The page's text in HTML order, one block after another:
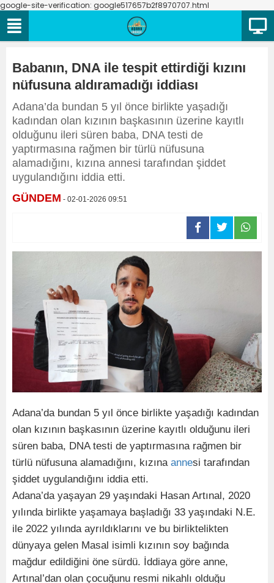
google-site-verification: google517657b2f8970707.html
Babanın, DNA ile tespit ettirdiği kızını
nüfusuna aldıramadığı iddiası
Adana’da bundan 5 yıl önce birlikte yaşadığı
kadından olan kızının başkasının üzerine kayıtlı
olduğunu ileri süren baba, DNA testi de
yaptırmasına rağmen bir türlü nüfusuna
alamadığını, kızına annesi tarafından şiddet
uygulandığını iddia etti.
GÜNDEM - 02-01-2026 09:51
Adana’da bundan 5 yıl önce birlikte yaşadığı kadından
olan kızının başkasının üzerine kayıtlı olduğunu ileri
süren baba, DNA testi de yaptırmasına rağmen bir
türlü nüfusuna alamadığını, kızına annesi tarafından
şiddet uygulandığını iddia etti.
Adana’da yaşayan 29 yaşındaki Hasan Artınal, 2020
yılında birlikte yaşamaya başladığı 33 yaşındaki N.E.
ile 2022 yılında ayrıldıklarını ve bu birliktelikten
dünyaya gelen Masal isimli kızının soy bağında
mağdur edildiğini öne sürdü. İddiaya göre anne,
Artınal’dan olan çocuğunu resmi nikahlı olduğu